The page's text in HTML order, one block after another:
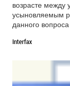
возрасте между
усыновляемым
данного
Interfax